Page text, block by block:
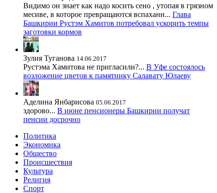
Видимо он знает как надо косить сено , утопая в грязном
месиве, в которое превращаются вспаханн... Глава
Башкирии Рустэм Хамитов потребовал ускорить темпы
заготовки кормов
Зулия Туганова 14.06.2017
Рустэма Хамитова не пригласили?... В Уфе состоялось
возложение цветов к памятнику Салавату Юлаеву
Аделина Янбарисова 05.06.2017
здорово... В июне пенсионеры Башкирии получат
пенсии досрочно
Политика
Экономика
Общество
Происшествия
Культура
Религия
Спорт